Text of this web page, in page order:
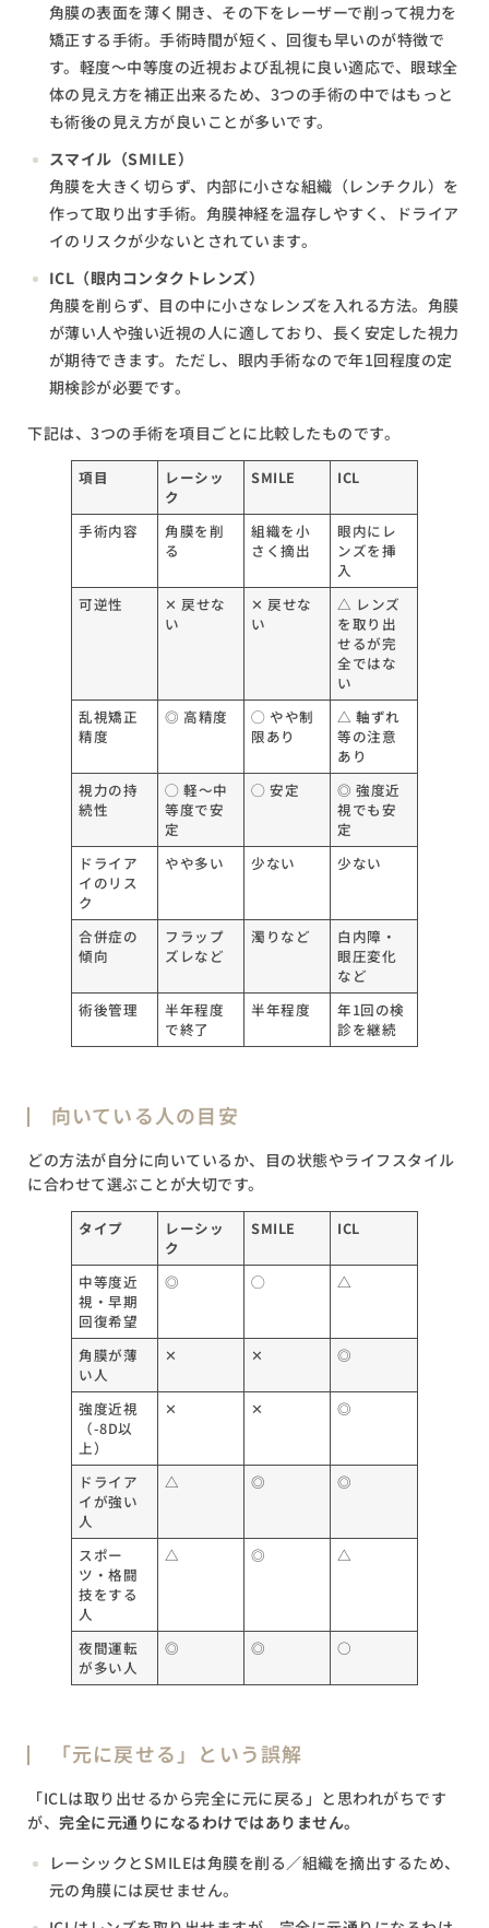
角膜の表面を薄く開き、その下をレーザーで削って視力を
矯正する手術。手術時間が短く、回復も早いのが特徴で
す。軽度～中等度の近視および乱視に良い適応で、眼球全
体の見え方を補正出来るため、3つの手術の中ではもっと
も術後の見え方が良いことが多いです。
スマイル（SMILE）
角膜を大きく切らず、内部に小さな組織（レンチクル）を
作って取り出す手術。角膜神経を温存しやすく、ドライア
イのリスクが少ないとされています。
ICL（眼内コンタクトレンズ）
角膜を削らず、目の中に小さなレンズを入れる方法。角膜
が薄い人や強い近視の人に適しており、長く安定した視力
が期待できます。ただし、眼内手術なので年1回程度の定
期検診が必要です。
下記は、3つの手術を項目ごとに比較したものです。
項目
レーシッ
ク
SMILE ICL
手術内容
角膜を削
る
組織を小
さく摘出
眼内にレ
ンズを挿
入
可逆性
✕ 戻せな
い
✕ 戻せな
い
△ レンズ
を取り出
せるが完
全ではな
い
乱視矯正
精度
◎ 高精度
◯ やや制
限あり
△ 軸ずれ
等の注意
あり
視力の持
続性
◯ 軽〜中
等度で安
定
◯ 安定
◎ 強度近
視でも安
定
ドライア
イのリス
ク
やや多い 少ない 少ない
合併症の
傾向
フラップ
ズレなど
濁りなど
白内障・
眼圧変化
など
術後管理
半年程度
で終了
半年程度
年1回の検
診を継続
向いている人の目安
どの方法が自分に向いているか、目の状態やライフスタイル
に合わせて選ぶことが大切です。
タイプ
レーシッ
ク
SMILE ICL
中等度近
視・早期
回復希望
◎ ◯ △
角膜が薄
い人
✕ ✕ ◎
強度近視
（-8D以
上）
✕ ✕ ◎
ドライア
イが強い
人
△ ◎ ◎
スポー
ツ・格闘
技をする
人
△ ◎ △
夜間運転
が多い人
◎ ◎ ○
「元に戻せる」という誤解
「ICLは取り出せるから完全に元に戻る」と思われがちです
が、 完全に元通りになるわけではありません。
レーシックとSMILEは角膜を削る／組織を摘出するため、
元の角膜には戻せません。